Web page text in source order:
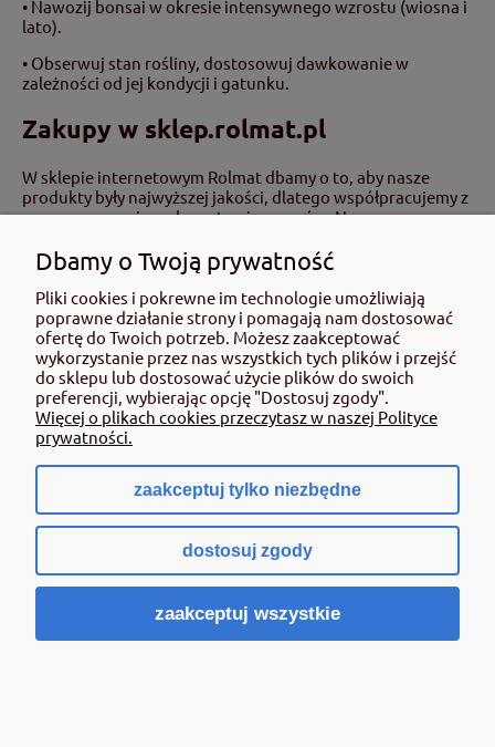
• Nawozij bonsai w okresie intensywnego wzrostu (wiosna i
lato).
• Obserwuj stan rośliny, dostosowuj dawkowanie w
zależności od jej kondycji i gatunku.
Zakupy w sklep.rolmat.pl
W sklepie internetowym Rolmat dbamy o to, aby nasze
produkty były najwyższej jakości, dlatego współpracujemy z
renomowanymi producentami nawozów. Nasz
odpowiednich nawozów zgodnie z potrzebami Twojego
bonsai. Oferujemy konkurencyjne ceny oraz szybką
dostawę, abyś mógł jak najszybciej cieszyć się pięknem
swoich roślin.
Zapraszamy do zapoznania się z naszą ofertą nawozów do
bonsai i zadbania o swoje rośliny z Rolmatem!
PŁATNOŚCI
Dbamy o Twoją prywatność
Pliki cookies i pokrewne im technologie umożliwiają
poprawne działanie strony i pomagają nam dostosować
ofertę do Twoich potrzeb. Możesz zaakceptować
wykorzystanie przez nas wszystkich tych plików i przejść
do sklepu lub dostosować użycie plików do swoich
preferencji, wybierając opcję "Dostosuj zgody".
Więcej o plikach cookies przeczytasz w naszej Polityce
prywatności.
zaakceptuj tylko niezbędne
dostosuj zgody
zaakceptuj wszystkie